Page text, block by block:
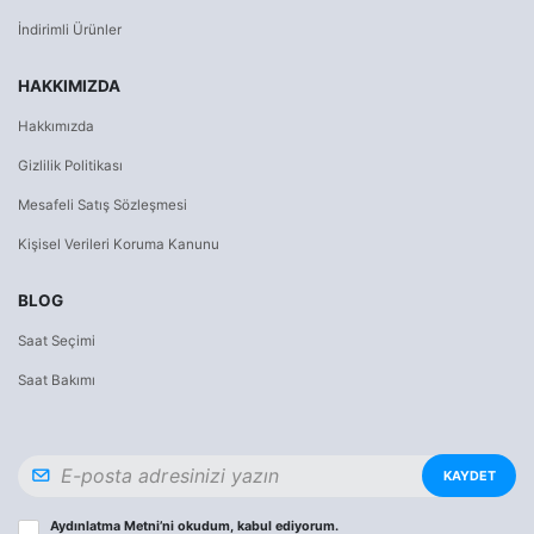
İndirimli Ürünler
HAKKIMIZDA
Hakkımızda
Gizlilik Politikası
Mesafeli Satış Sözleşmesi
Kişisel Verileri Koruma Kanunu
BLOG
Saat Seçimi
Saat Bakımı
KAYDET
Aydınlatma Metni’ni okudum, kabul ediyorum.